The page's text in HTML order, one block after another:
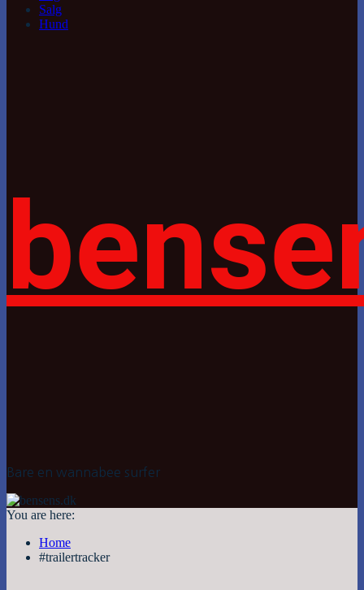
Salg
Hund
Bare en wannabee surfer
You are here:
Home
#trailertracker